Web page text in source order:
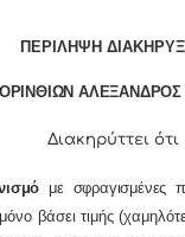
ΠΕΡΙΛΗΨΗ
Διακηρύττει ότι
με σφραγισμένες
βάσει τιμής